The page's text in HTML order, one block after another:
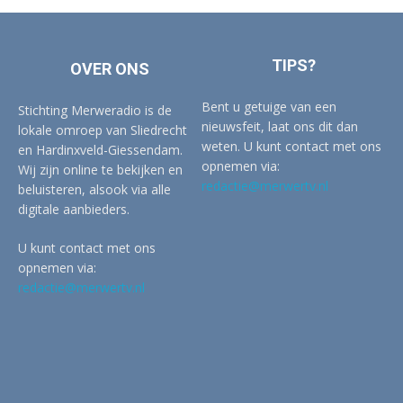
OVER ONS
Stichting Merweradio is de
lokale omroep van Sliedrecht
en Hardinxveld-Giessendam.
Wij zijn online te bekijken en
beluisteren, alsook via alle
digitale aanbieders.
U kunt contact met ons
opnemen via:
redactie@merwertv.nl
TIPS?
Bent u getuige van een
nieuwsfeit, laat ons dit dan
weten. U kunt contact met ons
opnemen via:
redactie@merwertv.nl